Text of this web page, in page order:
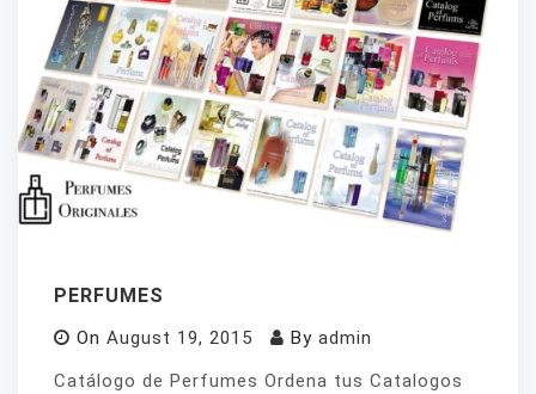
PERFUMES
On August 19, 2015 By admin
Catálogo de Perfumes Ordena tus Catalogos